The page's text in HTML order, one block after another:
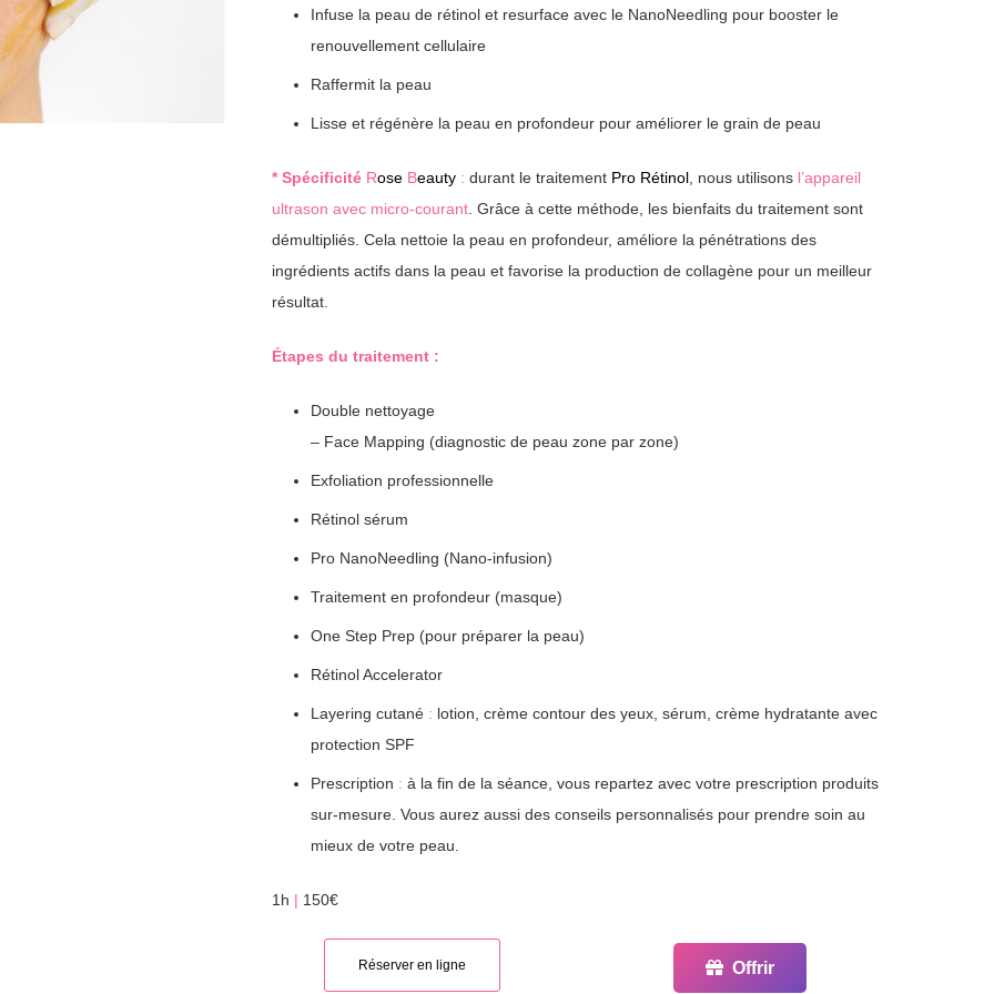
Infuse la peau de rétinol et resurface avec le NanoNeedling pour booster le
renouvellement cellulaire
Raffermit la peau
Lisse et régénère la peau en profondeur pour améliorer le grain de peau
* Spécificité Rose Beauty : durant le traitement Pro Rétinol , nous utilisons l’appareil
ultrason avec micro-courant . Grâce à cette méthode, les bienfaits du traitement sont
démultipliés. Cela nettoie la peau en profondeur, améliore la pénétrations des
ingrédients actifs dans la peau et favorise la production de collagène pour un meilleur
résultat.
Étapes du traitement :
Double nettoyage
– Face Mapping (diagnostic de peau zone par zone)
Exfoliation professionnelle
Rétinol sérum
Pro NanoNeedling (Nano-infusion)
Traitement en profondeur (masque)
One Step Prep (pour préparer la peau)
Rétinol Accelerator
Layering cutané : lotion, crème contour des yeux, sérum, crème hydratante avec
protection SPF
Prescription : à la fin de la séance, vous repartez avec votre prescription produits
sur-mesure. Vous aurez aussi des conseils personnalisés pour prendre soin au
mieux de votre peau.
1h | 150€
Réserver en ligne Offrir